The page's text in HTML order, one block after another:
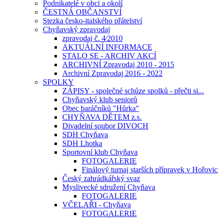
Podnikatelé v obci a okolí
ČESTNÁ OBČANSTVÍ
Stezka česko-italského přátelství
Chyňavský zpravodaj
zpravodaj č. 4⁄2010
AKTUÁLNÍ INFORMACE
STALO SE - ARCHIV AKCÍ
ARCHIVNÍ Zpravodaj 2010 - 2015
Archivní Zpravodaj 2016 - 2022
SPOLKY
ZÁPISY - společné schůze spolků - přečti si...
Chyňavský klub seniorů
Obec baráčníků "Hůrka"
CHYŇAVA DĚTEM z.s.
Divadelní soubor DIVOCH
SDH Chyňava
SDH Lhotka
Sportovní klub Chyňava
FOTOGALERIE
Finálový turnaj starších přípravek v
Český zahrádkářský svaz
Myslivecké sdružení Chyňava
FOTOGALERIE
VČELAŘI - Chyňava
FOTOGALERIE